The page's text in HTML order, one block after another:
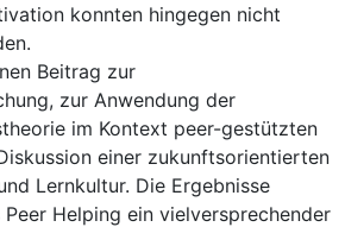
konnten hingegen nicht
Beitrag zur
zur Anwendung der
im Kontext peer-gestützten
einer zukunftsorientierten
Lernkultur. Die Ergebnisse
Helping ein vielversprechender